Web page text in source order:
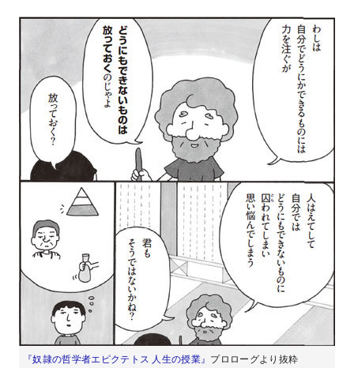
『奴隷の哲学者エピクテトス 人生の授業』 プロローグより抜粋